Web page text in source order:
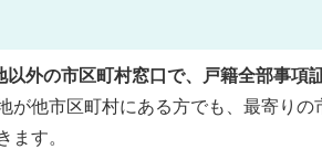
以外の市区町村窓口で、戸籍全部事項
が他市区町村にある方でも、最寄りの
ます。